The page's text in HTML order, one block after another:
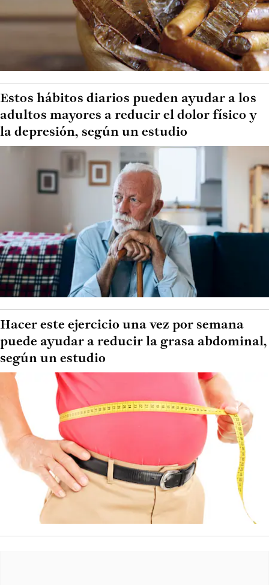
Estos hábitos diarios pueden ayudar a los
adultos mayores a reducir el dolor físico y
la depresión, según un estudio
Hacer este ejercicio una vez por semana
puede ayudar a reducir la grasa abdominal,
según un estudio